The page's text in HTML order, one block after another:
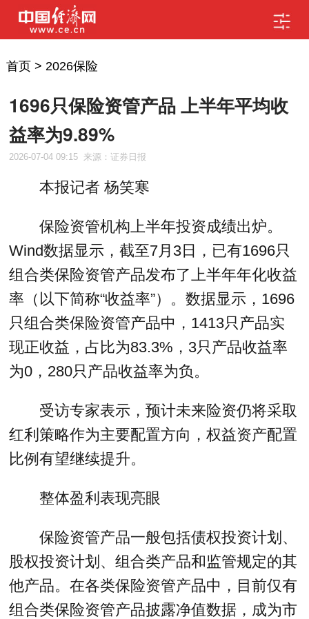
首页> 2026保险
1696只保险资管产品 上半年平均收
益率为9.89%
2026-07-04 09:15 来源：证券日报
本报记者 杨笑寒
保险资管机构上半年投资成绩出炉。
Wind数据显示，截至7月3日，已有1696只
组合类保险资管产品发布了上半年年化收益
率（以下简称“收益率”）。数据显示，1696
只组合类保险资管产品中，1413只产品实
现正收益，占比为83.3%，3只产品收益率
为0，280只产品收益率为负。
受访专家表示，预计未来险资仍将采取
红利策略作为主要配置方向，权益资产配置
比例有望继续提升。
整体盈利表现亮眼
保险资管产品一般包括债权投资计划、
股权投资计划、组合类产品和监管规定的其
他产品。在各类保险资管产品中，目前仅有
组合类保险资管产品披露净值数据，成为市